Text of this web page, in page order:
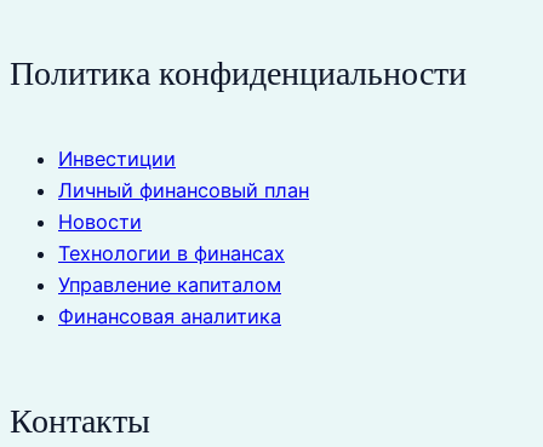
Политика конфиденциальности
Инвестиции
Личный финансовый план
Новости
Технологии в финансах
Управление капиталом
Финансовая аналитика
Контакты